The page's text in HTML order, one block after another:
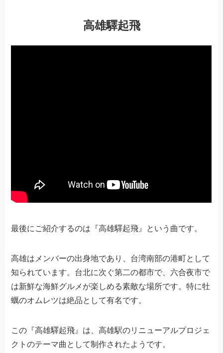
高雄驛起飛
最後にご紹介するのは『高雄驛起飛』という曲です。
高雄はメンバーの出身地であり、台湾南部の港町として
知られています。台北に次ぐ第二の都市で、六合夜市で
は新鮮な海鮮グルメが楽しめる素敵な場所です。特に牡
蠣のオムレツは絶品として有名です。
この『高雄驛起飛』は、高雄駅のリニューアルプロジェ
クトのテーマ曲として制作されたようです。